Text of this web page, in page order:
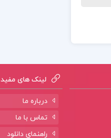
لینک های مفید
درباره ما
تماس با ما
راهنمای دانلود